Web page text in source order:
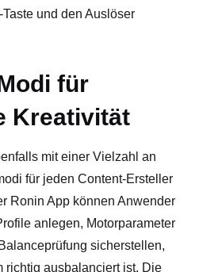
und den Auslöser
für
Kreativität
mit einer Vielzahl an
für jeden Content-Ersteller
Ronin App können Anwender
anlegen, Motorparameter
sicherstellen,
richtig ausbalanciert ist. Die